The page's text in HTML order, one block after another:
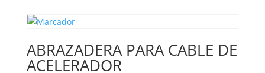
ABRAZADERA PARA CABLE DE
ACELERADOR